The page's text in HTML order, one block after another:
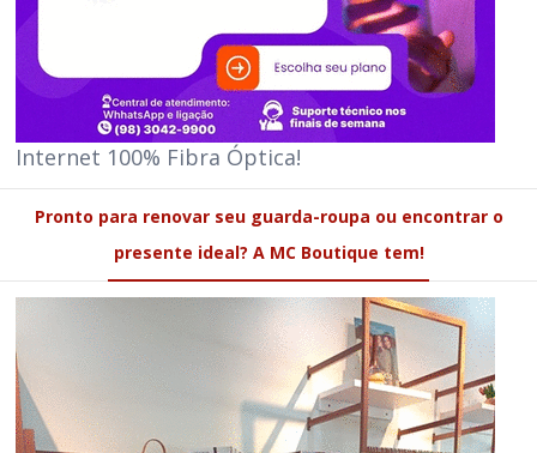
Internet 100% Fibra Óptica!
Pronto para renovar seu guarda-roupa ou encontrar o
presente ideal? A MC Boutique tem!